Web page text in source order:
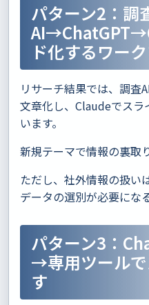
パターン2：調
ド化するワー
リサーチ結果では、調査
文章化し、Claudeでスラ
います。
新規テーマで情報の裏取
ただし、社外情報の扱い
データの選別が必要にな
パターン3：
→専用ツールで
す